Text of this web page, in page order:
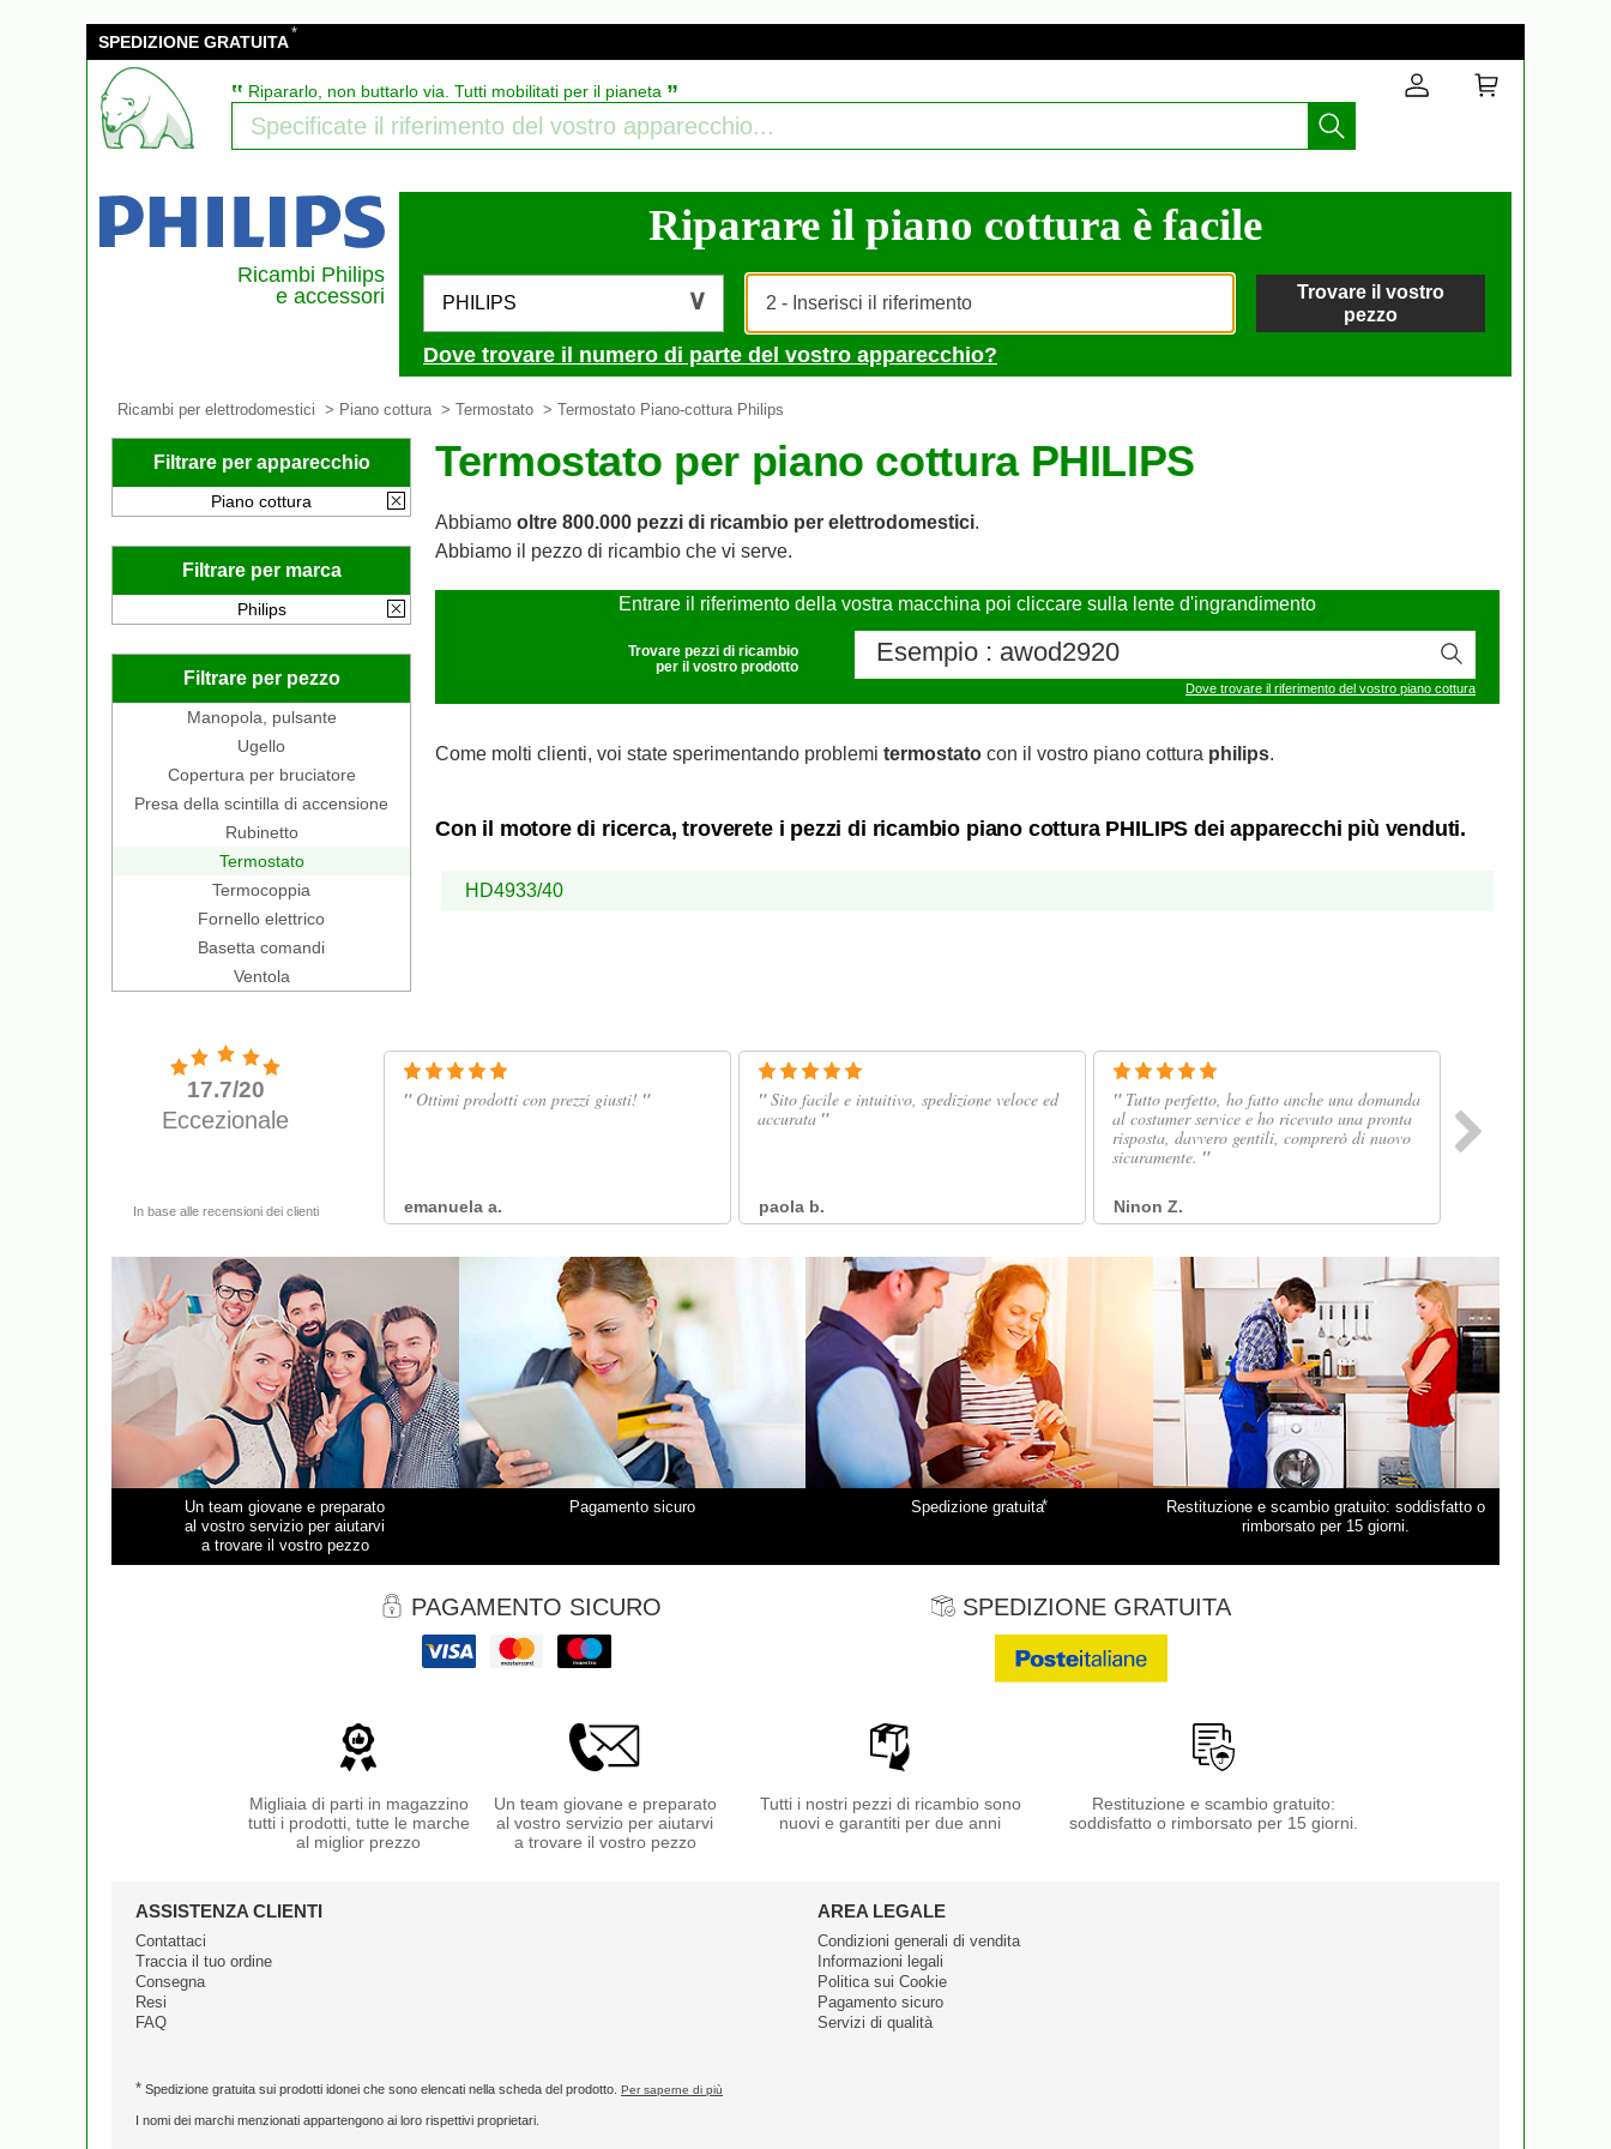
SPEDIZIONE GRATUITA*
‟ Ripararlo, non buttarlo via. Tutti mobilitati per il pianeta ”
Ricambi Philips
e accessori
Riparare il piano cottura è facile
PHILIPS
Trovare il vostro
pezzo
Dove trovare il numero di parte del vostro apparecchio?
Ricambi per elettrodomestici > Piano cottura > Termostato > Termostato Piano-cottura Philips
Filtrare per apparecchio
Piano cottura
Filtrare per marca
Philips
Filtrare per pezzo
Manopola, pulsante
Ugello
Copertura per bruciatore
Presa della scintilla di accensione
Rubinetto
Termostato
Termocoppia
Fornello elettrico
Basetta comandi
Ventola
Termostato per piano cottura PHILIPS
Abbiamo oltre 800.000 pezzi di ricambio per elettrodomestici.
Abbiamo il pezzo di ricambio che vi serve.
Entrare il riferimento della vostra macchina poi cliccare sulla lente d'ingrandimento
Trovare pezzi di ricambio
per il vostro prodotto
Dove trovare il riferimento del vostro piano cottura
Come molti clienti, voi state sperimentando problemi termostato con il vostro piano cottura philips.
Con il motore di ricerca, troverete i pezzi di ricambio piano cottura PHILIPS dei apparecchi più venduti.
HD4933/40
Un team giovane e preparato
al vostro servizio per aiutarvi
a trovare il vostro pezzo
Pagamento sicuro Spedizione gratuita*
Restituzione e scambio gratuito: soddisfatto o
rimborsato per 15 giorni.
PAGAMENTO SICURO SPEDIZIONE GRATUITA
Migliaia di parti in magazzino
tutti i prodotti, tutte le marche
al miglior prezzo
Un team giovane e preparato
al vostro servizio per aiutarvi
a trovare il vostro pezzo
Tutti i nostri pezzi di ricambio sono
nuovi e garantiti per due anni
Restituzione e scambio gratuito:
soddisfatto o rimborsato per 15 giorni.
ASSISTENZA CLIENTI
Contattaci
Traccia il tuo ordine
Consegna
Resi
FAQ
AREA LEGALE
Condizioni generali di vendita
Informazioni legali
Politica sui Cookie
Pagamento sicuro
Servizi di qualità
* Spedizione gratuita sui prodotti idonei che sono elencati nella scheda del prodotto. Per saperne di più
I nomi dei marchi menzionati appartengono ai loro rispettivi proprietari.